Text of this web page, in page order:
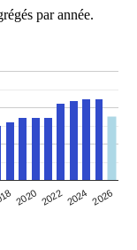
par année.
2020 2022 2024 2026